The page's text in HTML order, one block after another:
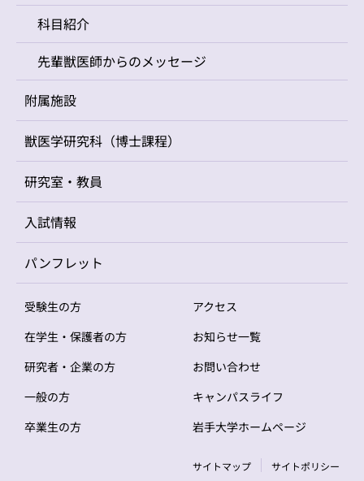
科目紹介
先輩獣医師からのメッセージ
附属施設
獣医学研究科（博士課程）
研究室・教員
入試情報
パンフレット
受験生の方
在学生・保護者の方
研究者・企業の方
一般の方
卒業生の方
アクセス
お知らせ一覧
お問い合わせ
キャンパスライフ
岩手大学ホームページ
サイトマップ サイトポリシー